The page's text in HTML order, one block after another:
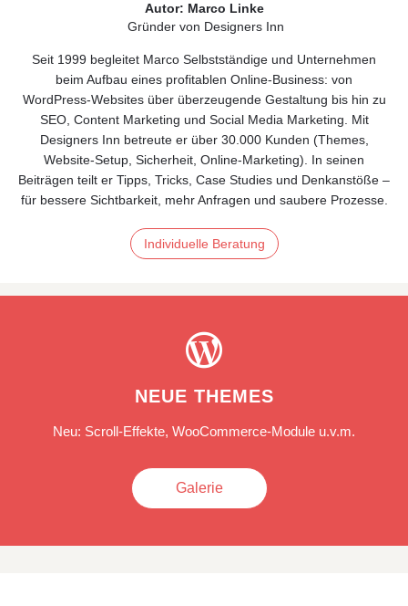
Autor: Marco Linke
Gründer von Designers Inn
Seit 1999 begleitet Marco Selbstständige und Unternehmen
beim Aufbau eines profitablen Online‑Business: von
WordPress‑Websites über überzeugende Gestaltung bis hin zu
SEO, Content Marketing und Social Media Marketing. Mit
Designers Inn betreute er über 30.000 Kunden (Themes,
Website‑Setup, Sicherheit, Online‑Marketing). In seinen
Beiträgen teilt er Tipps, Tricks, Case Studies und Denkanstöße –
für bessere Sichtbarkeit, mehr Anfragen und saubere Prozesse.
Individuelle Beratung

NEUE THEMES
Neu: Scroll-Effekte, WooCommerce-Module u.v.m.
Galerie